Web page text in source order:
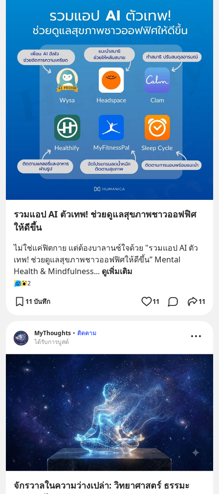
รวมแอป AI ตัวเทพ! ช่วยดูแลสุขภาพชาวออฟฟิศ
ให้ดีขึ้น
ไม่ใช่แค่ฟิตกาย แต่ต้องบาลานซ์ใจด้วย "รวมแอป AI ตัว
เทพ! ช่วยดูแลสุขภาพชาวออฟฟิศให้ดีขึ้น” Mental
Health & Mindfulness... ดูเพิ่มเติม
2
11 บันทึก 11 11
MyThoughts • ติดตาม
ได้รับการบูสต์
จักรวาลในความว่างเปล่า: วิทยาศาสตร์ ธรรมะ